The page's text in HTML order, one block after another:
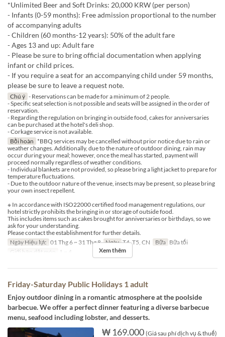
*Unlimited Beer and Soft Drinks: 20,000 KRW (per person)
- Infants (0-59 months): Free admission proportional to the number
of accompanying adults
- Children (60 months-12 years): 50% of the adult fare
- Ages 13 and up: Adult fare
- Please be sure to bring official documentation when applying
infant or child prices.
- If you require a seat for an accompanying child under 59 months,
please be sure to leave a request note.
Chú ý - Reservations can be made for a minimum of 2 people.
- Specific seat selection is not possible and seats will be assigned in the order of
reservation.
- Regarding the regulation on bringing in outside food, cakes for anniversaries
can be purchased at the hotel's deli shop.
- Corkage service is not available.
Bồi hoàn *BBQ services may be cancelled without prior notice due to rain or
weather changes. Additionally, due to the nature of outdoor dining, rain may
occur during your meal; however, once the meal has started, payment will
proceed normally regardless of weather conditions.
- Individual blankets are not provided, so please bring a light jacket to prepare for
temperature fluctuations.
- Due to the outdoor nature of the venue, insects may be present, so please bring
your own insect repellent.
※ In accordance with ISO22000 certified food management regulations, our
hotel strictly prohibits the bringing in or storage of outside food.
This includes items such as cakes brought for anniversaries or birthdays, so we
ask for your understanding.
Please contact the establishment for further details.
Ngày Hiệu lực 01 Thg 6 ~ 31 Thg 8 Ngày T4, T5, CN Bữa Bữa tối
Giới hạn dặt món
1 ~ 4 Xem thêm
Friday-Saturday Public Holidays 1 adult
Enjoy outdoor dining in a romantic atmosphere at the poolside
barbecue. We offer a perfect dinner featuring a diverse barbecue
menu, seafood including lobster, and desserts.
₩ 169.000 (Giá sau phí dịch vụ & thuế)